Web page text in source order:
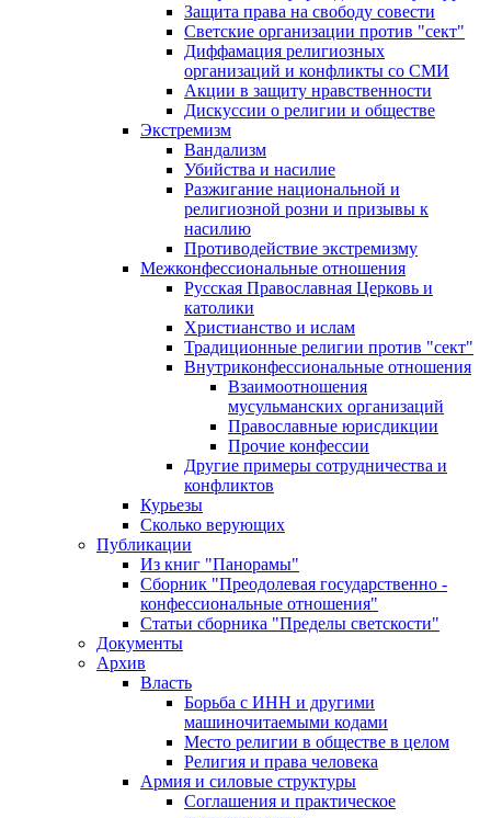
Защита права на свободу совести
Светские организации против "сект"
Диффамация религиозных
организаций и конфликты со СМИ
Акции в защиту нравственности
Дискуссии о религии и обществе
Экстремизм
Вандализм
Убийства и насилие
Разжигание национальной и
религиозной розни и призывы к
насилию
Противодействие экстремизму
Межконфессиональные отношения
Русская Православная Церковь и
католики
Христианство и ислам
Традиционные религии против "сект"
Внутриконфессиональные отношения
Взаимоотношения
мусульманских организаций
Православные юрисдикции
Прочие конфессии
Другие примеры сотрудничества и
конфликтов
Курьезы
Сколько верующих
Публикации
Из книг "Панорамы"
Сборник "Преодолевая государственно -
конфессиональные отношения"
Статьи сборника "Пределы светскости"
Документы
Архив
Власть
Борьба с ИНН и другими
машиночитаемыми кодами
Место религии в обществе в целом
Религия и права человека
Армия и силовые структуры
Соглашения и практическое